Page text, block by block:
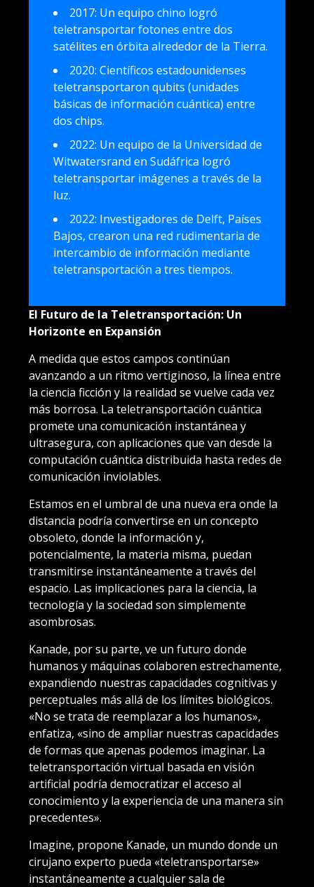
2017: Un equipo chino logró
teletransportar fotones entre dos
satélites en órbita alrededor de la Tierra.
2020: Científicos estadounidenses
teletransportaron qubits (unidades
básicas de información cuántica) entre
dos chips.
2022: Un equipo de la Universidad de
Witwatersrand en Sudáfrica logró
teletransportar imágenes a través de la
luz.
2022: Investigadores de Delft, Países
Bajos, crearon una red rudimentaria de
intercambio de información mediante
teletransportación a tres tiempos.
El Futuro de la Teletransportación: Un
Horizonte en Expansión
A medida que estos campos continúan
avanzando a un ritmo vertiginoso, la línea entre
la ciencia ficción y la realidad se vuelve cada vez
más borrosa. La teletransportación cuántica
promete una comunicación instantánea y
ultrasegura, con aplicaciones que van desde la
computación cuántica distribuida hasta redes de
comunicación inviolables.
Estamos en el umbral de una nueva era onde la
distancia podría convertirse en un concepto
obsoleto, donde la información y,
potencialmente, la materia misma, puedan
transmitirse instantáneamente a través del
espacio. Las implicaciones para la ciencia, la
tecnología y la sociedad son simplemente
asombrosas.
Kanade, por su parte, ve un futuro donde
humanos y máquinas colaboren estrechamente,
expandiendo nuestras capacidades cognitivas y
perceptuales más allá de los límites biológicos.
«No se trata de reemplazar a los humanos»,
enfatiza, «sino de ampliar nuestras capacidades
de formas que apenas podemos imaginar. La
teletransportación virtual basada en visión
artificial podría democratizar el acceso al
conocimiento y la experiencia de una manera sin
precedentes».
Imagine, propone Kanade, un mundo donde un
cirujano experto pueda «teletransportarse»
instantáneamente a cualquier sala de